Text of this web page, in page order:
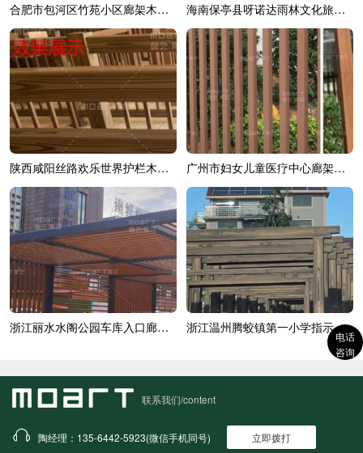
合肥市包河区竹苑小区廊架木纹漆效果展示 海南保亭县呀诺达雨林文化旅游区综合造...
陕西咸阳丝路欢乐世界护栏木纹漆效果展示 广州市妇女儿童医疗中心廊架木纹漆效果展示
浙江丽水水阁公园车库入口廊架木纹漆 浙江温州腾蛟镇第一小学指示牌木纹漆施...
联系我们/content
陶经理：135-6442-5923(微信手机同号) 立即拨打
电话
咨询